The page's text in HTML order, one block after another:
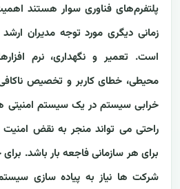
زمانی دیگری مورد توجه مدیران
است. تعمیر و نگهداری، نرم
محیطی، خطای کاربر و تخصیص ناکافی
خرابی سیستم در یک سیستم
راحتی می تواند منجر به نقض
برای هر سازمانی فاجعه بار باشد.
شرکت ها نیاز به پیاده سازی